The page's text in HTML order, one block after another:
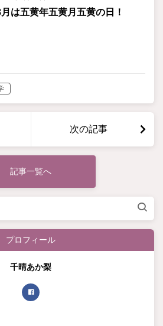
は五黄年五黄月五黄の日！
次の記事
記事一覧へ
プロフィール
千晴あか梨